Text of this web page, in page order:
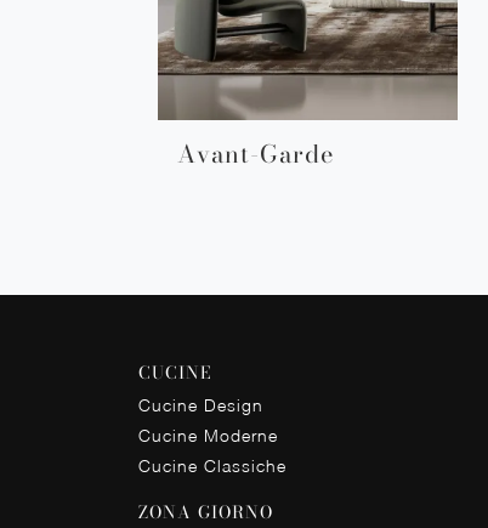
Avant-Garde
CUCINE
Cucine Design
Cucine Moderne
Cucine Classiche
ZONA GIORNO